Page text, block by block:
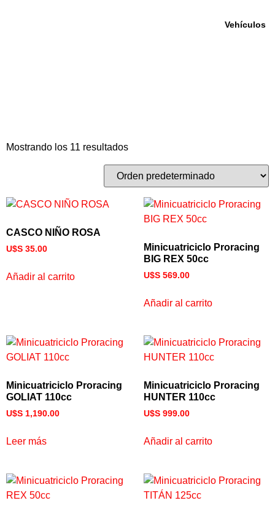
Vehículos
Mostrando los 11 resultados
CASCO NIÑO ROSA
U$S 35.00
Añadir al carrito
Minicuatriciclo Proracing
BIG REX 50cc
U$S 569.00
Añadir al carrito
Minicuatriciclo Proracing
GOLIAT 110cc
U$S 1,190.00
Leer más
Minicuatriciclo Proracing
HUNTER 110cc
U$S 999.00
Añadir al carrito